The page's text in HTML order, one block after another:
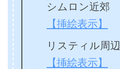
シムロン近郊
【挿絵表示】
リスティル周辺
【挿絵表示】